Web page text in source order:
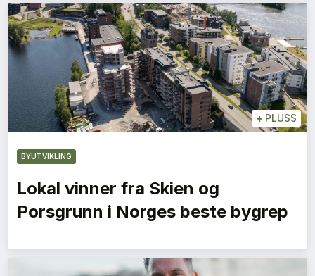
+ PLUSS
BYUTVIKLING
Lokal vinner fra Skien og
Porsgrunn i Norges beste bygrep